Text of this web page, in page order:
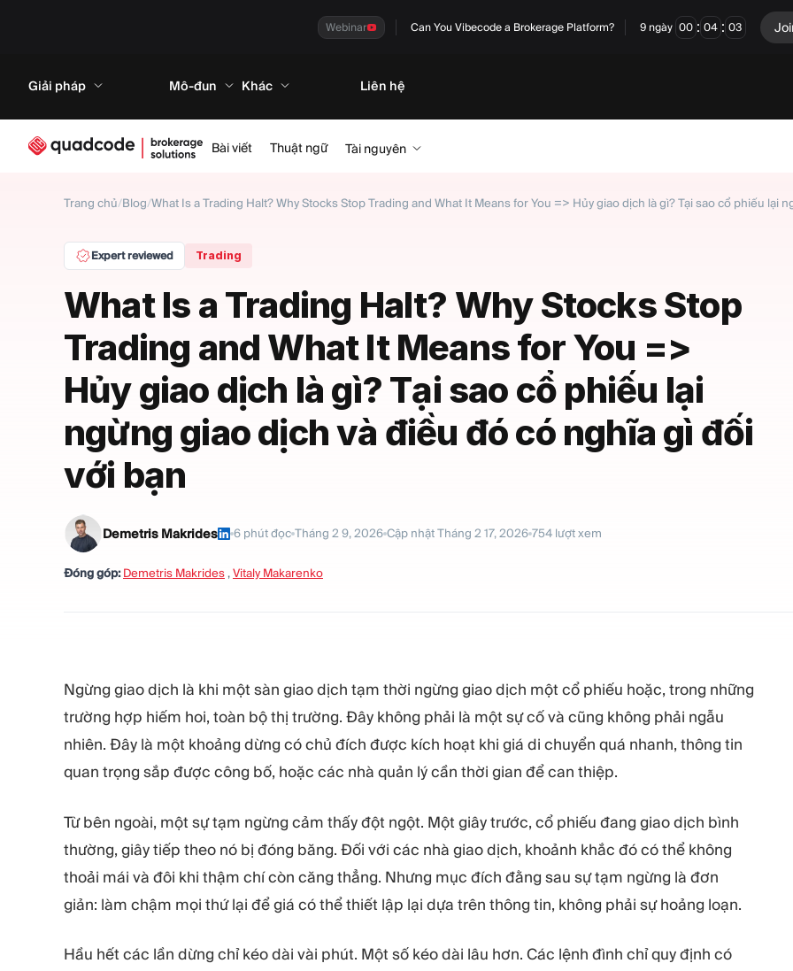
Webinar Can You Vibecode a Brokerage Platform? 9 ngày 00 : 04 : 02
Giải pháp Mô-đun Khác Liên hệ
Bài viết Thuật ngữ Tài nguyên
Trang chủ/Blog/What Is a Trading Halt? Why Stocks Stop Trading and What It Means for You => Hủy giao dịch là gì? Tại sao cổ phiếu lại
Expert reviewed Trading
What Is a Trading Halt? Why Stocks Stop
Trading and What It Means for You =>
Hủy giao dịch là gì? Tại sao cổ phiếu lại
ngừng giao dịch và điều đó có nghĩa gì đối
với bạn
Demetris Makrides 6 phút đọc Tháng 2 9, 2026 Cập nhậtTháng 2 17, 2026 754 lượt xem
Đóng góp: Demetris Makrides ,Vitaly Makarenko
Ngừng giao dịch là khi một sàn giao dịch tạm thời ngừng giao dịch một cổ phiếu hoặc, trong những
trường hợp hiếm hoi, toàn bộ thị trường. Đây không phải là một sự cố và cũng không phải ngẫu
nhiên. Đây là một khoảng dừng có chủ đích được kích hoạt khi giá di chuyển quá nhanh, thông tin
quan trọng sắp được công bố, hoặc các nhà quản lý cần thời gian để can thiệp.
Từ bên ngoài, một sự tạm ngừng cảm thấy đột ngột. Một giây trước, cổ phiếu đang giao dịch bình
thường, giây tiếp theo nó bị đóng băng. Đối với các nhà giao dịch, khoảnh khắc đó có thể không
thoải mái và đôi khi thậm chí còn căng thẳng. Nhưng mục đích đằng sau sự tạm ngừng là đơn
giản: làm chậm mọi thứ lại để giá có thể thiết lập lại dựa trên thông tin, không phải sự hoảng loạn.
Hầu hết các lần dừng chỉ kéo dài vài phút. Một số kéo dài lâu hơn. Các lệnh đình chỉ quy định có